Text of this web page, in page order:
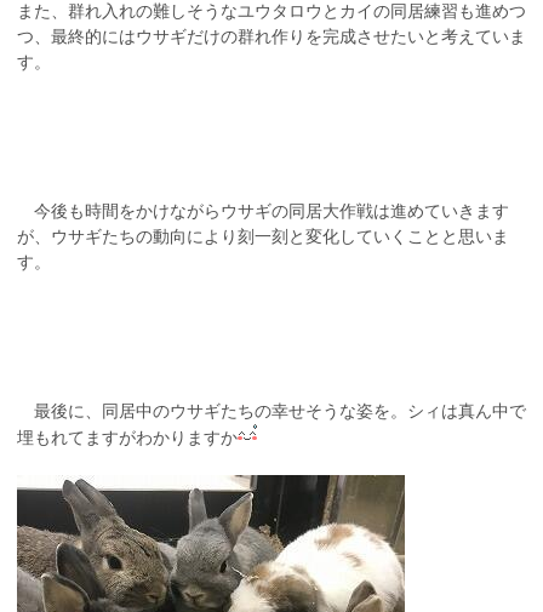
また、群れ入れの難しそうなユウタロウとカイの同居練習も進めつ
つ、最終的にはウサギだけの群れ作りを完成させたいと考えていま
す。
今後も時間をかけながらウサギの同居大作戦は進めていきます
が、ウサギたちの動向により刻一刻と変化していくことと思いま
す。
最後に、同居中のウサギたちの幸せそうな姿を。シィは真ん中で
埋もれてますがわかりますか